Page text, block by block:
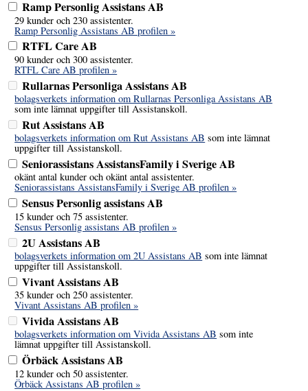
Ramp Personlig Assistans AB
29 kunder och 230 assistenter.
Ramp Personlig Assistans AB profilen »
RTFL Care AB
90 kunder och 300 assistenter.
RTFL Care AB profilen »
Rullarnas Personliga Assistans AB
bolagsverkets information om Rullarnas Personliga Assistans AB
som inte lämnat uppgifter till Assistanskoll.
Rut Assistans AB
bolagsverkets information om Rut Assistans AB som inte lämnat
uppgifter till Assistanskoll.
Seniorassistans AssistansFamily i Sverige AB
okänt antal kunder och okänt antal assistenter.
Seniorassistans AssistansFamily i Sverige AB profilen »
Sensus Personlig assistans AB
15 kunder och 75 assistenter.
Sensus Personlig assistans AB profilen »
2U Assistans AB
bolagsverkets information om 2U Assistans AB som inte lämnat
uppgifter till Assistanskoll.
Vivant Assistans AB
35 kunder och 250 assistenter.
Vivant Assistans AB profilen »
Vivida Assistans AB
bolagsverkets information om Vivida Assistans AB som inte
lämnat uppgifter till Assistanskoll.
Örbäck Assistans AB
12 kunder och 50 assistenter.
Örbäck Assistans AB profilen »